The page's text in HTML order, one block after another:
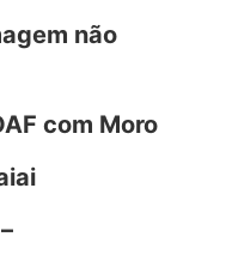
não
com Moro